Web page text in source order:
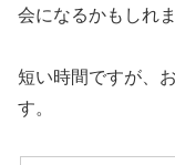
会になるかもしれま
短い時間ですが、
す。